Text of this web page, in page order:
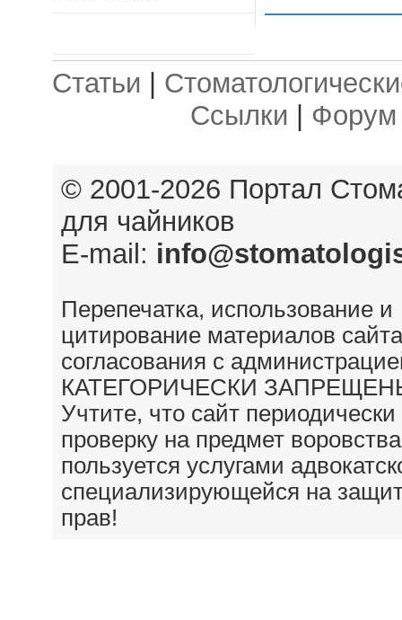
Статьи
Ссылки
Форум
© 2001-2026 Портал
для чайников
E-mail:
Перепечатка, использование и
цитирование материалов
согласования с
КАТЕГОРИЧЕСКИ
Учтите, что сайт
проверку на предмет
пользуется услугами
специализирующейся на
прав!